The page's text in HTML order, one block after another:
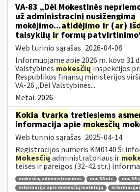
VA-83 „Dėl Mokestinės
už administracinį nusižengimą
mokėjimo...atidėjimo ir (ar)
taisyklių ir formų
Web turinio sąrašas 2026-04-08
Informuojame apie 2026 m. kovo 31
Valstybinės mokesčių inspekcijos
Respublikos finansų ministerijos
VA-26 „Dėl Valstybinės...
Metai: 2026
Kokia tvarka tretiesiems
informacija apie mokesčių
Web turinio sąrašas 2025-04-14
Registracijos numeris KM0140 Ši
Mokesčių administratoriaus ir
teisės ir pareigos (32-42 str.)
mokesčių administravimas maį 38 str. maį 39
informacija apie mokesčių mokėtoją